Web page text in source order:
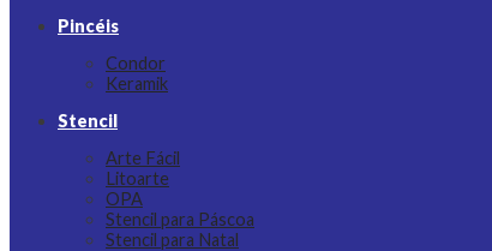
Pincéis
Condor
Keramik
Stencil
Arte Fácil
Litoarte
OPA
Stencil para Páscoa
Stencil para Natal